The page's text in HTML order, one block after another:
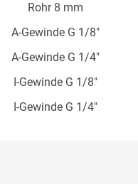
Rohr 8 mm
A-Gewinde G 1/8"
A-Gewinde G 1/4"
I-Gewinde G 1/8"
I-Gewinde G 1/4"